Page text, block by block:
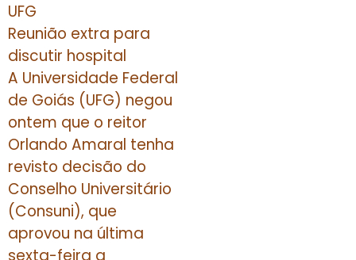
UFG
Reunião extra para
discutir hospital
A Universidade Federal
de Goiás (UFG) negou
ontem que o reitor
Orlando Amaral tenha
revisto decisão do
Conselho Universitário
(Consuni), que
aprovou na última
sexta-feira a